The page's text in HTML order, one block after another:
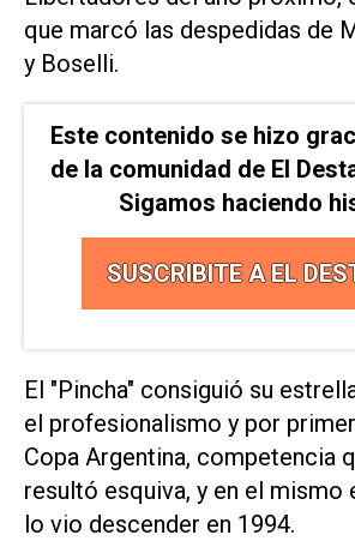
que marcó las despedidas de
y Boselli.
Este contenido se hizo
de la comunidad de El
Sigamos haciendo
SUSCRIBITE A EL
El "Pincha" consiguió su
el profesionalismo y por
Copa Argentina, competencia
resultó esquiva, y en el mismo
lo vio descender en 1994.